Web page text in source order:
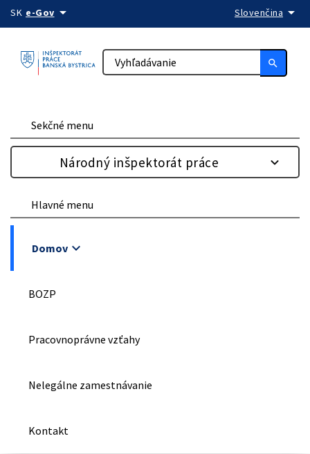
Preskočiť na obsah
SK e-Govarrow_drop_down Slovenčina arrow_drop_down
search
Sekčné menu
Národný inšpektorát práce
Hlavné menu
Domov keyboard_arrow_down
BOZP
Pracovnoprávne vzťahy
Nelegálne zamestnávanie
Kontakt